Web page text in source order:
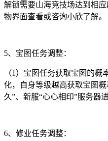
解锁需要山海竞技场达到相
物界面查看或咨询小欣了解。
5、宝图任务调整：
（1）宝图任务获取宝图的
化，自身等级越高获取宝图
久”、新服“心心相印”服务器
6、修业任务调整：